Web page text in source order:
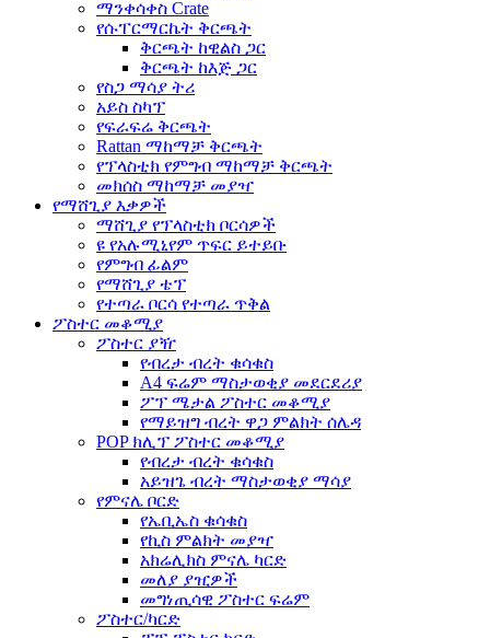
ማንቀሳቀስ Crate
የሱፐርማርኬት ቅርጫት
ቅርጫት ከዊልስ ጋር
ቅርጫት ከእጅ ጋር
የስጋ ማሳያ ትሪ
አይስ ስካፕ
የፍራፍሬ ቅርጫት
Rattan ማከማቻ ቅርጫት
የፕላስቲክ የምግብ ማከማቻ ቅርጫት
መክሰስ ማከማቻ መያዣ
የማሸጊያ እቃዎች
ማሸጊያ የፕላስቲክ ቦርሳዎች
ዩ የአሉሚኒየም ጥፍር ይተይቡ
የምግብ ፊልም
የማሸጊያ ቴፕ
የተጣራ ቦርሳ የተጣራ ጥቅል
ፖስተር መቆሚያ
ፖስተር ያዥ
የብረታ ብረት ቁሳቁስ
A4 ፍሬም ማስታወቂያ መደርደሪያ
ፖፕ ሜታል ፖስተር መቆሚያ
የማይዝግ ብረት ዋጋ ምልክት ሰሌዳ
POP ክሊፕ ፖስተር መቆሚያ
የብረታ ብረት ቁሳቁስ
አይዝጌ ብረት ማስታወቂያ ማሳያ
የምናሌ ቦርድ
የኤቢኤስ ቁሳቁስ
የኪስ ምልክት መያዣ
አክሬሊክስ ምናሌ ካርድ
መለያ ያዢዎች
መግነጢሳዊ ፖስተር ፍሬም
ፖስተር/ካርድ